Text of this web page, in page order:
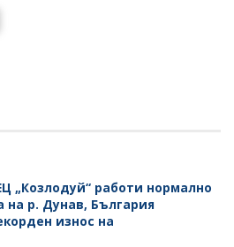
„Козлодуй“ работи нормално
на р. Дунав, България
износ на